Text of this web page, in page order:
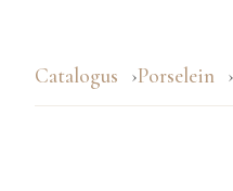
Catalogus Porselein